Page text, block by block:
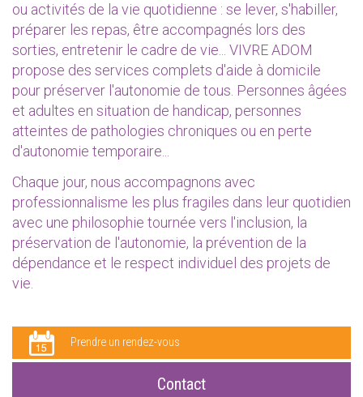
ou activités de la vie quotidienne : se lever, s'habiller,
préparer les repas, être accompagnés lors des
sorties, entretenir le cadre de vie... VIVRE ADOM
propose des services complets d'aide à domicile
pour préserver l'autonomie de tous. Personnes âgées
et adultes en situation de handicap, personnes
atteintes de pathologies chroniques ou en perte
d'autonomie temporaire...
Chaque jour, nous accompagnons avec
professionnalisme les plus fragiles dans leur quotidien
avec une philosophie tournée vers l'inclusion, la
préservation de l'autonomie, la prévention de la
dépendance et le respect individuel des projets de
vie.
Prendre un rendez-vous
Contact